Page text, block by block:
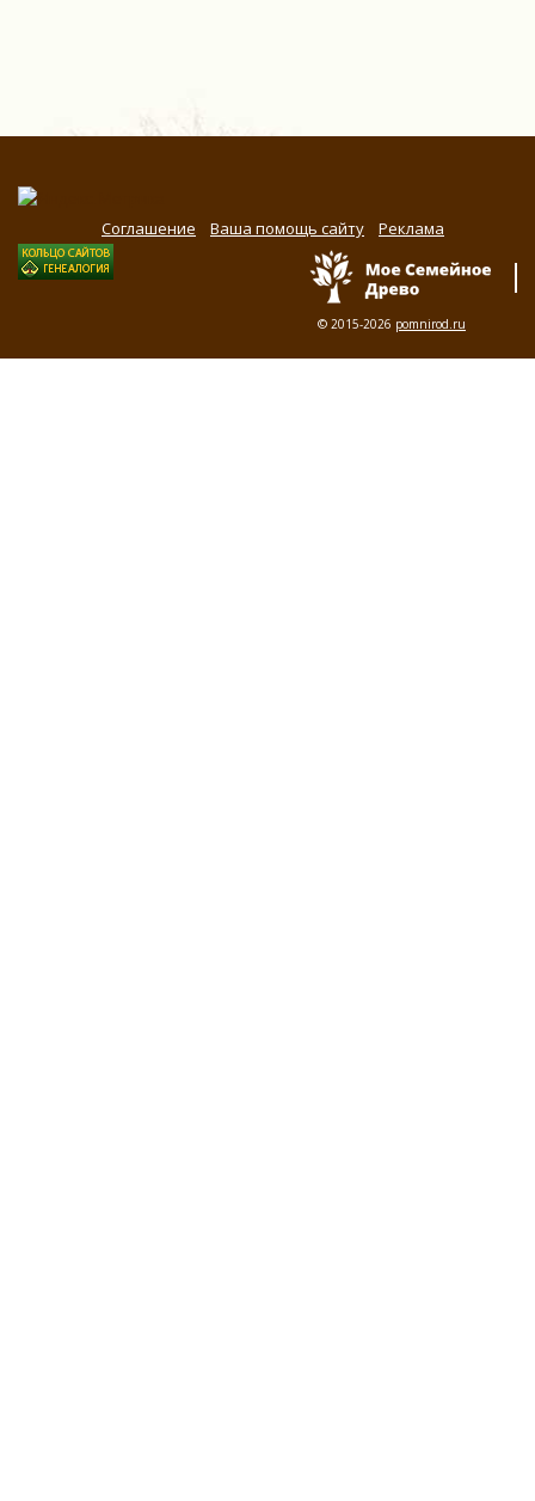
Соглашение Ваша помощь сайту Реклама
© 2015-2026 pomnirod.ru